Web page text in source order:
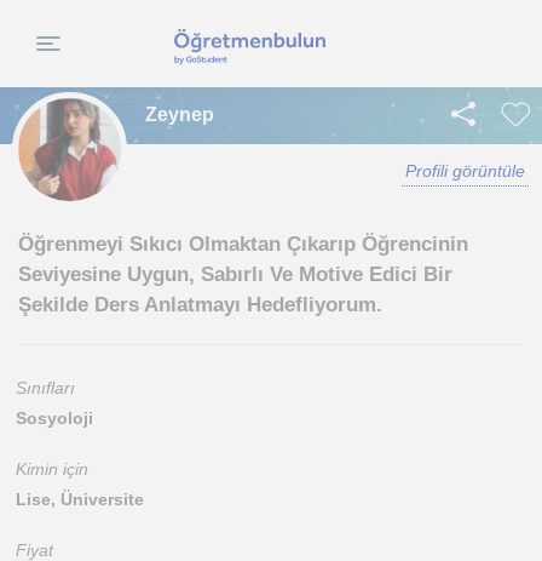
Zeynep
Profili görüntüle
Öğrenmeyi Sıkıcı Olmaktan Çıkarıp Öğrencinin
Seviyesine Uygun, Sabırlı Ve Motive Edici Bir
Şekilde Ders Anlatmayı Hedefliyorum.
Sınıfları
Sosyoloji
Kimin için
Lise, Üniversite
Fiyat